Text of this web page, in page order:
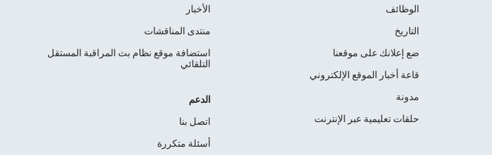
الوظائف
التاريخ
ضع إعلانك على موقعنا
قاعة أخبار الموقع الإلكتروني
مدونة
حلقات تعليمية عبر الإنترنت
الأخبار
منتدى المناقشات
استضافة موقع نظام بث المراقبة المستقل
التلقائي
الدعم
اتصل بنا
أسئلة متكررة